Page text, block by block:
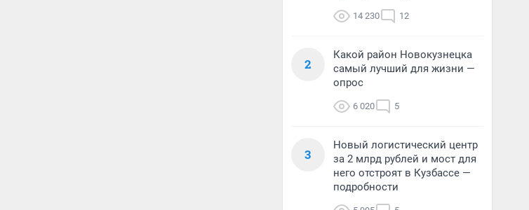
14 230 12
2
Какой район Новокузнецка
самый лучший для жизни —
опрос
6 020 5
3
Новый логистический центр
за 2 млрд рублей и мост для
него отстроят в Кузбассе —
подробности